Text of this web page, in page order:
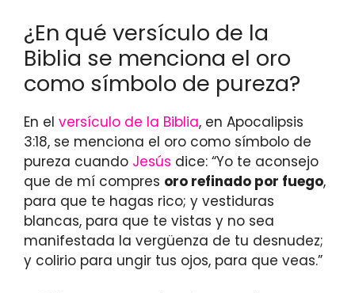
¿En qué versículo de la
Biblia se menciona el oro
como símbolo de pureza?
En el versículo de la Biblia, en Apocalipsis
3:18, se menciona el oro como símbolo de
pureza cuando Jesús dice: “Yo te aconsejo
que de mí compres oro refinado por fuego,
para que te hagas rico; y vestiduras
blancas, para que te vistas y no sea
manifestada la vergüenza de tu desnudez;
y colirio para ungir tus ojos, para que veas.”